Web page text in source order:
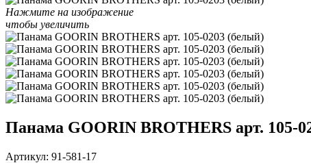
Нажмите на изображение
чтобы увеличить
Панама GOORIN BROTHERS арт. 105-
Артикул: 91-581-17